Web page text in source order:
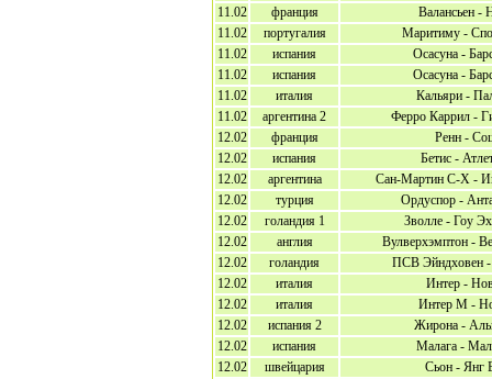
11.02
франция
Валансьен -
11.02
португалия
Маритиму -
11.02
испания
Осасуна -
11.02
испания
Осасуна -
11.02
италия
Кальяри -
11.02
аргентина 2
Ферро Каррил -
12.02
франция
Ренн -
12.02
испания
Бетис -
12.02
аргентина
Сан-Мартин С-Х -
12.02
турция
Ордуспор -
12.02
голандия 1
Зволле - Гоу
12.02
англия
Вулверхэмптон -
12.02
голандия
ПСВ Эйндховен -
12.02
италия
Интер -
12.02
италия
Интер М -
12.02
испания 2
Жирона -
12.02
испания
Малага -
12.02
швейцария
Сьон - Янг